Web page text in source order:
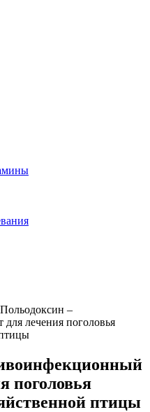
Польодоксин –
лечения поголовья
поголовья
птицы